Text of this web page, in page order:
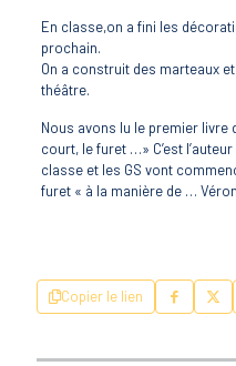
En classe,on a fini les
prochain.
On a construit des marteaux
théâtre.
Nous avons lu le premier livre
court, le furet …» C’est
classe et les GS vont
furet « à la manière de …
Copier le lien